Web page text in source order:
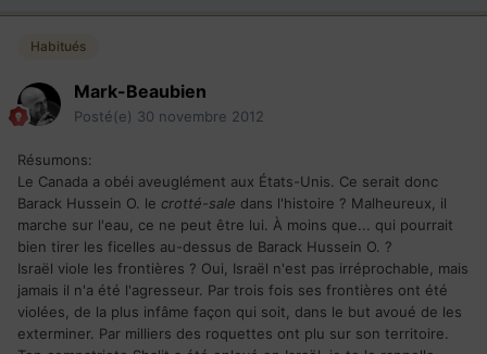
Habitués
Mark-Beaubien
Posté(e) 30 novembre 2012
Résumons:
Le Canada a obéi aveuglément aux États-Unis. Ce serait donc
Barack Hussein O. le crotté-sale dans l'histoire ? Malheureux, il
marche sur l'eau, ce ne peut être lui. À moins que... qui pourrait
bien tirer les ficelles au-dessus de Barack Hussein O. ?
Israël viole les frontières ? Oui, Israël n'est pas irréprochable, mais
jamais il n'a été l'agresseur. Par trois fois ses frontières ont été
violées, de la plus infâme façon qui soit, dans le but avoué de les
exterminer. Par milliers des roquettes ont plu sur son territoire.